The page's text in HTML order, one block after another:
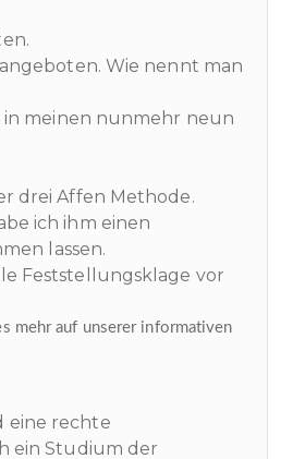
Wie nennt man
in meinen nunmehr neun
drei Affen Methode.
ich ihm einen
lassen.
Feststellungsklage vor
mehr auf unserer informativen
eine rechte
ein Studium der